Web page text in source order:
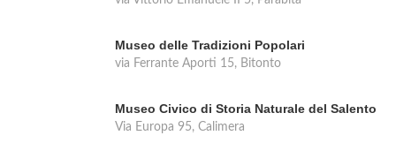
Museo delle Tradizioni Popolari
via Ferrante Aporti 15, Bitonto
Museo Civico di Storia Naturale del Salento
Via Europa 95, Calimera